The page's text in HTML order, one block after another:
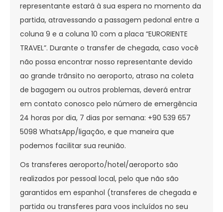
representante estará à sua espera no momento da
partida, atravessando a passagem pedonal entre a
coluna 9 e a coluna 10 com a placa “EURORIENTE
TRAVEL”. Durante o transfer de chegada, caso você
não possa encontrar nosso representante devido
ao grande trânsito no aeroporto, atraso na coleta
de bagagem ou outros problemas, deverá entrar
em contato conosco pelo número de emergência
24 horas por dia, 7 dias por semana: +90 539 657
5098 WhatsApp/ligação, e que maneira que
podemos facilitar sua reunião.
Os transferes aeroporto/hotel/aeroporto são
realizados por pessoal local, pelo que não são
garantidos em espanhol (transferes de chegada e
partida ou transferes para voos incluídos no seu